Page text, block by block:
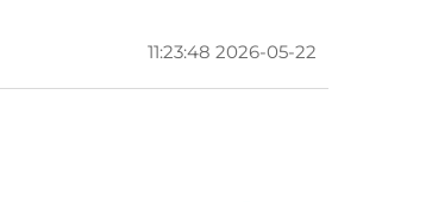
2026-05-22 11:23:48